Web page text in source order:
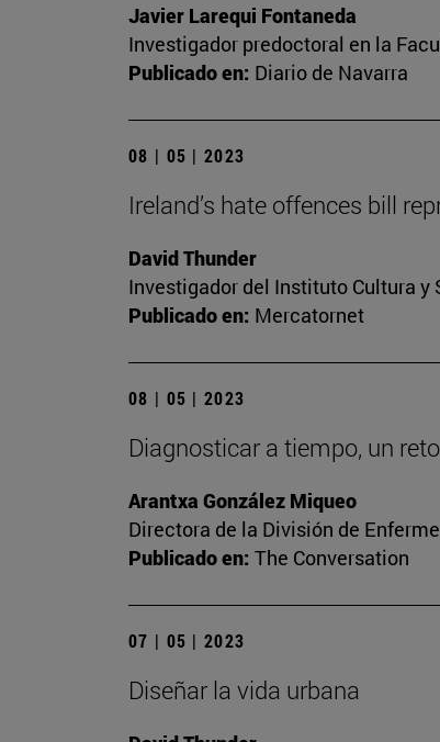
Javier Larequi Fontaneda
Investigador predoctoral en la
Publicado en: Diario de Navarra
08 | 05 | 2023
Ireland’s hate offences bill
David Thunder
Investigador del Instituto Cultura y
Publicado en: Mercatornet
08 | 05 | 2023
Diagnosticar a tiempo, un
Arantxa González Miqueo
Directora de la División de
Publicado en: The Conversation
07 | 05 | 2023
Diseñar la vida urbana